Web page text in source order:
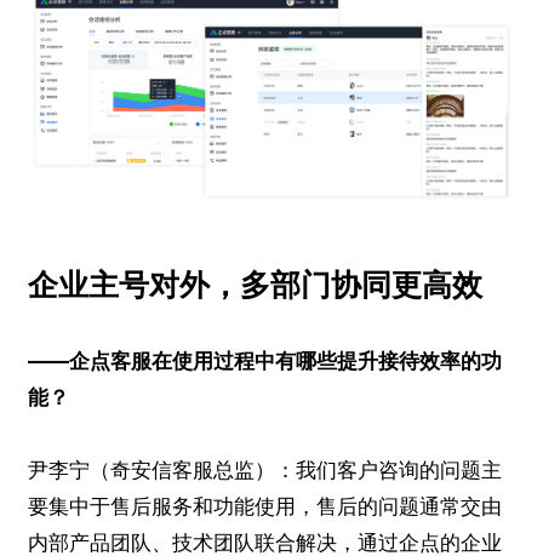
企业主号对外，多部门协同更高效
——企点客服在使用过程中有哪些提升接待效率的功
能？
尹李宁（奇安信客服总监）：我们客户咨询的问题主
要集中于售后服务和功能使用，售后的问题通常交由
内部产品团队、技术团队联合解决，通过企点的企业